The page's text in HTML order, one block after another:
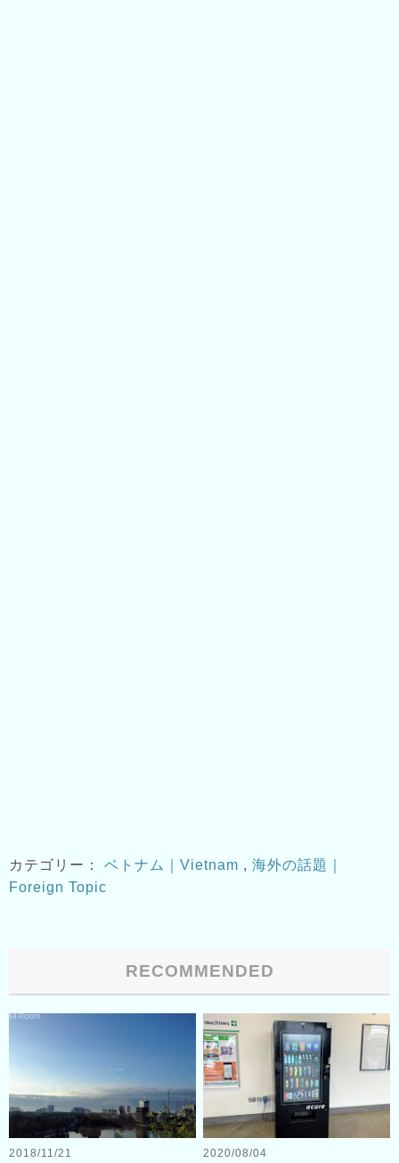
カテゴリー： ベトナム｜Vietnam , 海外の話題｜
Foreign Topic
RECOMMENDED
2018/11/21 2020/08/04